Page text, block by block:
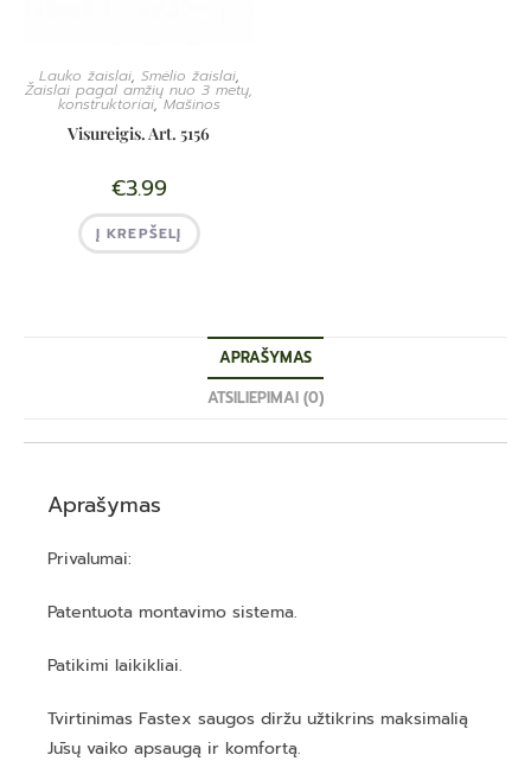
Lauko žaislai, Smėlio žaislai,
Žaislai pagal amžių nuo 3 metų,
konstruktoriai,Mašinos
Visureigis. Art. 5156
€3.99
Į KREPŠELĮ
APRAŠYMAS
ATSILIEPIMAI (0)
Aprašymas
Privalumai:
Patentuota montavimo sistema.
Patikimi laikikliai.
Tvirtinimas Fastex saugos diržu užtikrins maksimalią
Jūsų vaiko apsaugą ir komfortą.